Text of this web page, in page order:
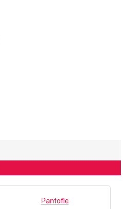
Pantofle